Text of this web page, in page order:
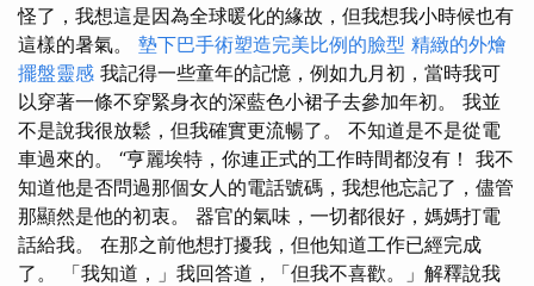
怪了，我想這是因為全球暖化的緣故，但我想我小時候也有
這樣的暑氣。 墊下巴手術塑造完美比例的臉型 精緻的外燴
擺盤靈感 我記得一些童年的記憶，例如九月初，當時我可
以穿著一條不穿緊身衣的深藍色小裙子去參加年初。 我並
不是說我很放鬆，但我確實更流暢了。 不知道是不是從電
車過來的。 “亨麗埃特，你連正式的工作時間都沒有！ 我不
知道他是否問過那個女人的電話號碼，我想他忘記了，儘管
那顯然是他的初衷。 器官的氣味，一切都很好，媽媽打電
話給我。 在那之前他想打擾我，但他知道工作已經完成
了。 「我知道，」我回答道，「但我不喜歡。」解釋說我